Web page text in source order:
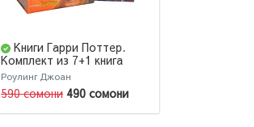
Книги Гарри Поттер.
Комплект из 7+1 книга
(AB)
Роулинг Джоан
590 сомони 490 сомони